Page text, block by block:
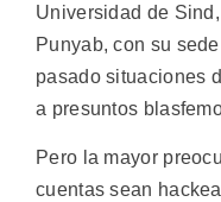
Universidad de
Punyab, con su
pasado situaciones
a presuntos
Pero la mayor
cuentas sean